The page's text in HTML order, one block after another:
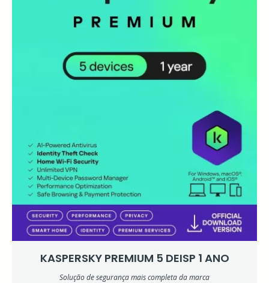
KASPERSKY PREMIUM 5 DEISP 1 ANO
Solução de segurança mais completa da marca